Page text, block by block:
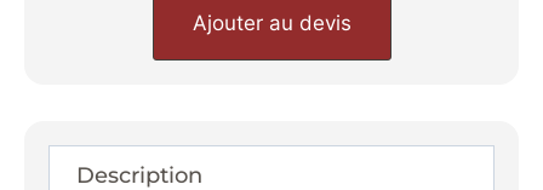
Ajouter au devis
Description